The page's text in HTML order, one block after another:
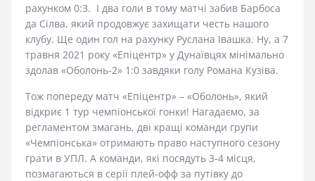
рахунком 0:3. І два голи в тому матчі забив Барбоса
да Сілва, який продовжує захищати честь нашого
клубу. Ще один гол на рахунку Руслана Івашка. Ну, а 7
травня 2021 року «Епіцентр» у Дунаївцях мінімально
здолав «Оболонь-2» 1:0 завдяки голу Романа Кузіва.
Тож попереду матч «Епіцентр» – «Оболонь», який
відкриє 1 тур чемпіонської гонки! Нагадаємо, за
регламентом змагань, дві кращі команди групи
«Чемпіонська» отримають право наступного сезону
грати в УПЛ. А команди, які посядуть 3-4 місця,
позмагаються в серії плей-офф за путівку до